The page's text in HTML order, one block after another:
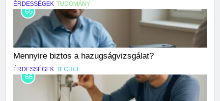
ÉRDESSÉGEK TUDOMÁNY
65
Mennyire biztos a hazugságvizsgálat?
ÉRDESSÉGEK TECH/IT
66